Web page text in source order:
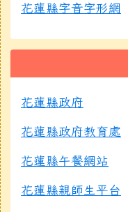
花蓮縣字音字形網
花蓮縣政府
花蓮縣政府教育處
花蓮縣午餐網站
花蓮縣親師生平台